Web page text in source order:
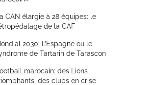
La CAN élargie à 28 équipes: le
de la CAF
2030: L’Espagne ou le
de Tartarin de Tarascon
marocain: des Lions
des clubs en crise